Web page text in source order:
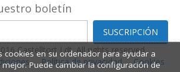
boletín
SUSCRIPCIÓN
Castelltort Ldt. All rights reserved.
Política de privacidad
Cookies
cookies en su ordenador para ayudar a
Puede cambiar la configuración de